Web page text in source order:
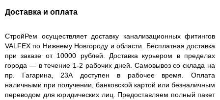
Доставка и оплата
СтройРем осуществляет доставку канализационных фитингов
VALFEX по Нижнему Новгороду и области. Бесплатная доставка
при заказе от 10000 рублей. Доставка курьером в пределах
города — в течение 1-2 рабочих дней. Самовывоз со склада на
пр. Гагарина, 23А доступен в рабочее время. Оплата
наличными при получении, банковской картой или безналичным
переводом для юридических лиц. Предоставляем полный пакет